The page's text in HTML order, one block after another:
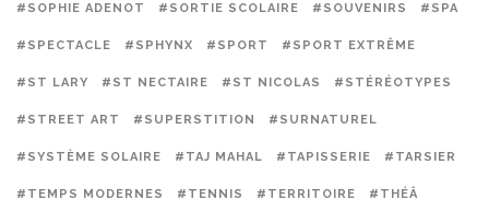
#SOPHIE ADENOT #SORTIE SCOLAIRE #SOUVENIRS #SPA
#SPECTACLE #SPHYNX #SPORT #SPORT EXTRÊME
#ST LARY #ST NECTAIRE #ST NICOLAS #STÉRÉOTYPES
#STREET ART #SUPERSTITION #SURNATUREL
#SYSTÈME SOLAIRE #TAJ MAHAL #TAPISSERIE #TARSIER
#TEMPS MODERNES #TENNIS #TERRITOIRE #THÉÂ